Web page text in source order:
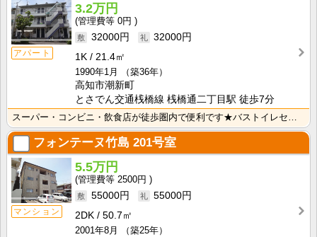
アパート
3.2万円
0円
32000円
32000円
1K
21.4㎡
1990年1月
（築36年）
高知市潮新町
とさでん交通桟橋線 桟橋通二丁目駅 徒歩7分
スーパー・コンビニ・飲食店が徒歩圏内で便利です★バストイレセパレートで快適☆ 押入れがあるので収納も･･･
フォンテーヌ竹島 201号室
マンション
5.5万円
2500円
55000円
55000円
2DK
50.7㎡
2001年8月
（築25年）